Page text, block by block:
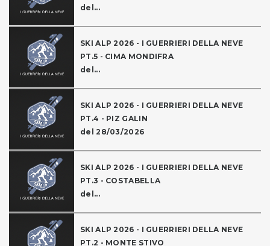
del...
SKI ALP 2026 - I GUERRIERI DELLA NEVE
PT.5 - CIMA MONDIFRA
del...
SKI ALP 2026 - I GUERRIERI DELLA NEVE
PT.4 - PIZ GALIN
del 28/03/2026
SKI ALP 2026 - I GUERRIERI DELLA NEVE
PT.3 - COSTABELLA
del...
SKI ALP 2026 - I GUERRIERI DELLA NEVE
PT.2 - MONTE STIVO